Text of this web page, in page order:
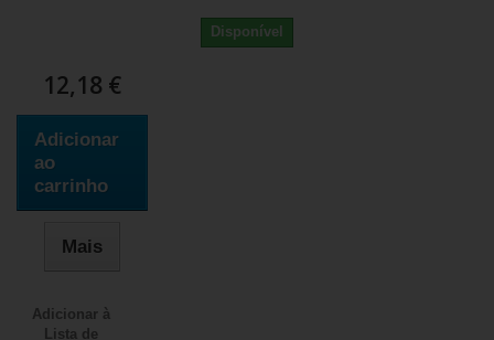
Disponível
12,18 €
Adicionar
ao
carrinho
Mais
Adicionar à
Lista de